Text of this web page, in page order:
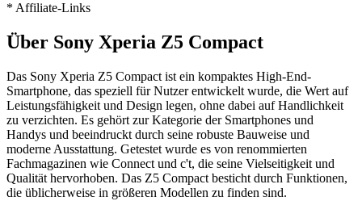
* Affiliate-Links
Über Sony Xperia Z5 Compact
Das Sony Xperia Z5 Compact ist ein kompaktes High-End-
Smartphone, das speziell für Nutzer entwickelt wurde, die Wert auf
Leistungsfähigkeit und Design legen, ohne dabei auf Handlichkeit
zu verzichten. Es gehört zur Kategorie der Smartphones und
Handys und beeindruckt durch seine robuste Bauweise und
moderne Ausstattung. Getestet wurde es von renommierten
Fachmagazinen wie Connect und c't, die seine Vielseitigkeit und
Qualität hervorhoben. Das Z5 Compact besticht durch Funktionen,
die üblicherweise in größeren Modellen zu finden sind.